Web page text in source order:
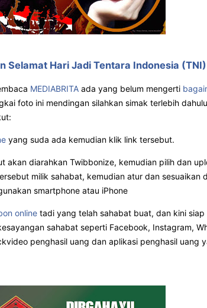
Selamat Hari Jadi Tentara Indonesia
MEDIABRITA ada yang belum mengerti
foto ini mendingan silahkan simak terlebih dahulu
yang suda ada kemudian klik link tersebut.
akan diarahkan Twibbonize, kemudian pilih dan
milik sahabat, kemudian atur dan sesuaikan
smartphone atau iPhone
online tadi yang telah sahabat buat, dan kini siap
sahabat seperti Facebook, Instagram,
penghasil uang dan aplikasi penghasil uang